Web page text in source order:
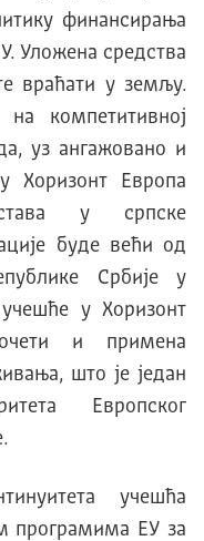
финансирања
Уложена средства
враћати у земљу.
компетитивној
уз ангажовано и
Хоризонт Европа
у српске
буде већи од
Србије у
у Хоризонт
и примена
што је један
Европског
учешћа
програмима ЕУ за